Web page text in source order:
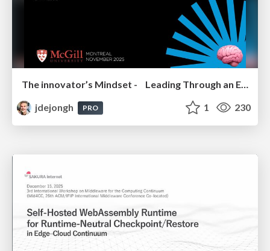
The innovator’s Mindset - Leading Through an Era of Exponential Change - McGill University 2025
jdejongh
PRO 1 230